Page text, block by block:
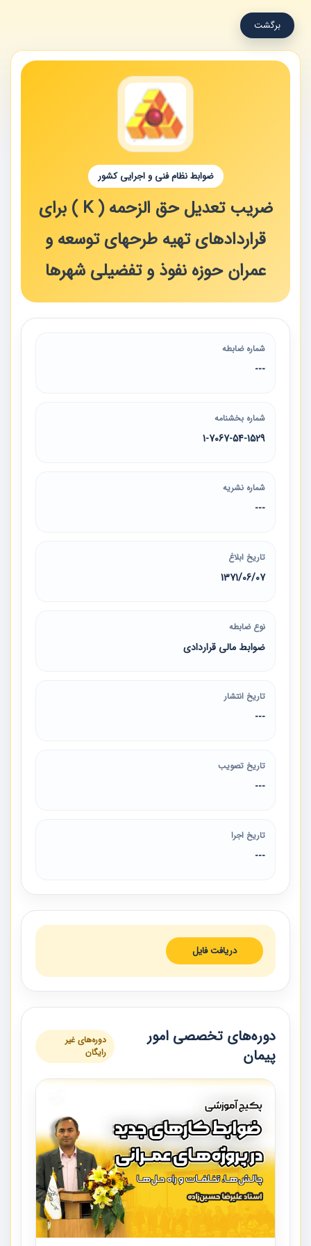
برگشت
ضوابط نظام فنی و اجرایی کشور
ضریب تعدیل حق الزحمه ( K ) برای
قراردادهای تهیه طرحهای توسعه و
عمران حوزه نفوذ و تفضیلی شهرها
شماره ضابطه
---
شماره بخشنامه
1-7067-54-1529
شماره نشریه
---
تاریخ ابلاغ
1371/06/07
نوع ضابطه
ضوابط مالی قراردادی
تاریخ انتشار
---
تاریخ تصویب
---
تاریخ اجرا
---
دریافت فایل
دوره‌های تخصصی امور
پیمان
دوره‌های غیر
رایگان